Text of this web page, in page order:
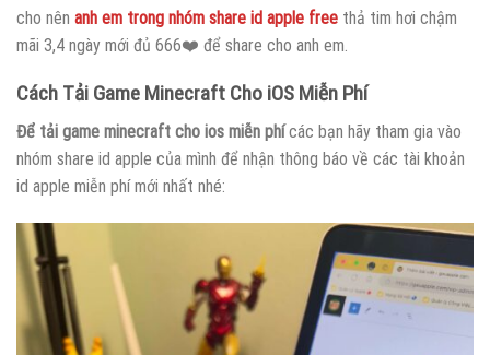
cho nên anh em trong nhóm share id apple free thả tim hơi chậm
mãi 3,4 ngày mới đủ 666❤️ để share cho anh em.
Cách Tải Game Minecraft Cho iOS Miễn Phí
Để tải game minecraft cho ios miễn phícác bạn hãy tham gia vào
nhóm share id apple của mình để nhận thông báo về các tài khoản
id apple miễn phí mới nhất nhé: